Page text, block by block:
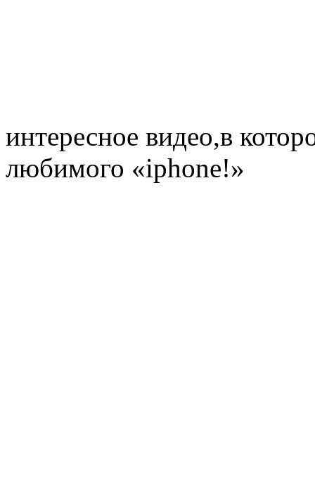
интересное видео,в
любимого «iphone!»